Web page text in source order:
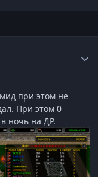
при этом не
При этом 0
ночь на ДР.